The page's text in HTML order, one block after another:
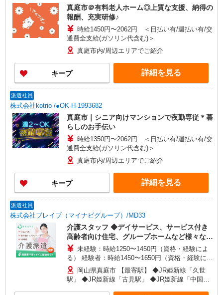
真庭市＠有料老人ホーム◎上質な支援、納得の
報酬、充実研修♪
時給1450円〜2062円 ＜日払い有/週払い有/交
通費全支給(ガソリン代含む)＞
真庭市内/周辺エリアでご紹介
キープ 詳細を見る
派遣社員
株式会社kotrio /●OK-H-1993682
真庭市｜シニア向けマンションで夜勤専従＊暮
らしのお手伝い
時給1350円〜2062円 ＜日払い有/週払い有/交
通費全支給(ガソリン代含む)＞
真庭市内/周辺エリアでご紹介
キープ 詳細を見る
派遣社員
株式会社ブレイブ（マイナビグループ）/MD33
介護スタッフ ◆デイサービス、サービス付き
高齢者向け住宅、グループホームなど様々な勤
務先から選べます。
未経験：時給1250〜1450円（資格・経験によ
る） 経験者：時給1450〜1650円（資格・経験によ
る） ◎月収例 時給1650円×1日8時間×22日（週5
日）＝29万400円 ◆昇給あり ◆支払い方法 ※日払
い/週払い/月払い対応も可能です。詳しくは面談時
岡山県真庭市 【最寄駅】 ◆JR姫新線「久世
駅」 ◆JR姫新線「古見駅」 ◆JR姫新線「中国勝